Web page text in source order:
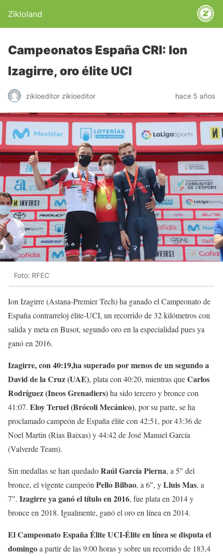
Zikloland
Campeonatos España CRI: Ion
Izagirre, oro élite UCI
zikloeditor zikloeditor hace 5 años
Foto: RFEC
Ion Izagirre (Astana-Premier Tech) ha ganado el Campeonato de
España contrarreloj élite-UCI, un recorrido de 32 kilómetros con
salida y meta en Busot, segundo oro en la especialidad pues ya
ganó en 2016.
Izagirre, con 40:19,ha superado por menos de un segundo a
David de la Cruz (UAE), plata con 40:20, mientras queCarlos
Rodríguez (Ineos Grenadiers)ha sido tercero y bronce con
41:07. Eloy Teruel (Brócoli Mecánico), por su parte, se ha
proclamado campeón de España élite con 42:51, por 43:36 de
Noel Martin (Rias Baixas) y 44:42 de José Manuel García
(Valverde Team).
Sin medallas se han quedadoRaúl García Pierna, a 5″ del
bronce, el vigente campeón Pello Bilbao, a 6″, yLluis Mas, a
7″. Izagirre ya ganó el título en 2016, fue plata en 2014 y
bronce en 2018. Igualmente, ganó el oro en línea en 2014.
El Campeonato España Élite UCI-Élite en línea se disputa el
domingoa partir de las 9:00 horas y sobre un recorrido de 183,4